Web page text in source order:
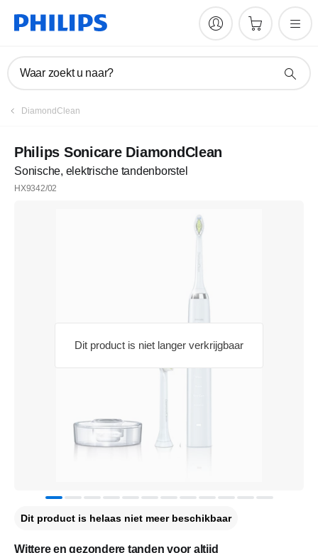
Waar zoekt u naar?
DiamondClean
Dit product is niet langer verkrijgbaar
Philips Sonicare DiamondClean
Sonische, elektrische tandenborstel
HX9342/02
Wittere en gezondere tanden voor altijd
Dit product is helaas niet meer beschikbaar